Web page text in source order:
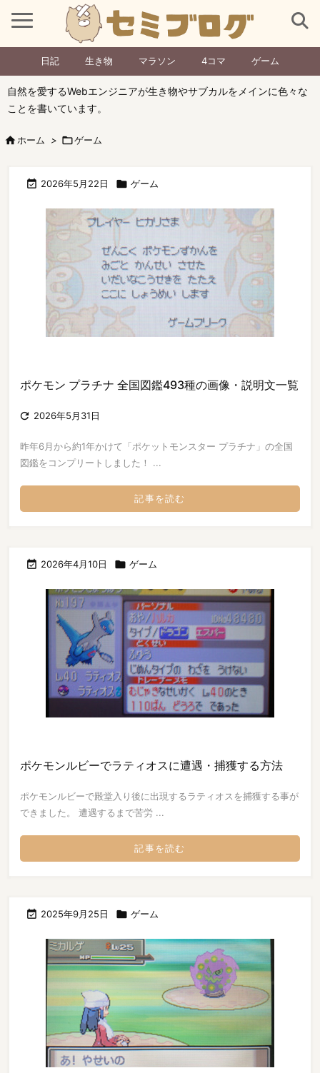
日記 生き物 マラソン 4コマ ゲーム
自然を愛するWebエンジニアが生き物やサブカルをメインに色々な
ことを書いています。
ホーム > ゲーム
 2026年5月22日  ゲーム
ポケモン プラチナ 全国図鑑493種の画像・説明文一覧
 2026年5月31日
昨年6月から約1年かけて「ポケットモンスター プラチナ」の全国
図鑑をコンプリートしました！ ...
記事を読む
 2026年4月10日  ゲーム
ポケモンルビーでラティオスに遭遇・捕獲する方法
ポケモンルビーで殿堂入り後に出現するラティオスを捕獲する事が
できました。 遭遇するまで苦労 ...
記事を読む
 2025年9月25日  ゲーム